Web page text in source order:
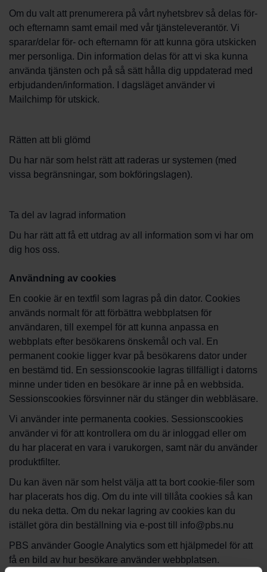
Om du valt att prenumerera på vårt nyhetsbrev så delas för-
och efternamn samt email med vår tjänsteleverantör. Vi
sparar/delar för- och efternamn för att kunna göra utskicken
mer personliga. Din information delas för att vi ska kunna
använda tjänsten och på så sätt hålla dig uppdaterad med
erbjudanden/information. I dagsläget använder vi
Mailchimp för utskick.
Rätten att bli glömd
Du har när som helst rätt att raderas ur systemen (med
vissa begränsningar, som bokföringslagen).
Ta del av lagrad information
Du har rätt att få ett utdrag av all information som vi har om
dig hos oss.
Användning av cookies
En cookie är en textfil som lagras på din dator. Cookies
används normalt för att förbättra webbplatsen för
användaren, till exempel för att kunna anpassa en
webbplats efter besökarens önskemål och val. En
permanent cookie ligger kvar på besökarens dator under
en bestämd tid. En sessionscookie lagras tillfälligt i datorns
minne under tiden en besökare är inne på en webbsida.
Sessionscookies försvinner när du stänger din webbläsare.
Vi använder inte permanenta cookies. Sessionscookies
använder vi för att kontrollera om du är inloggad eller om
du har placerat en vara i varukorgen, samt när du använder
produktfilter.
Du kan även när som helst välja att ta bort cookie-filer som
har placerats hos dig. Om du inte vill tillåta cookies så kan
du neka detta. Om du nekar lagring av cookies kan du
istället göra din beställning via e-post till info@pbs.nu
PBS använder Google Analytics som ett hjälpmedel för att
få en bild av hur besökare använder webbplatsen.